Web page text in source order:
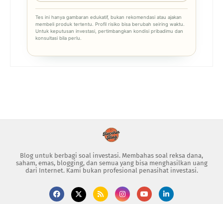
Tes ini hanya gambaran edukatif, bukan rekomendasi atau ajakan
membeli produk tertentu. Profil risiko bisa berubah seiring waktu.
Untuk keputusan investasi, pertimbangkan kondisi pribadimu dan
konsultasi bila perlu.
Blog untuk berbagi soal investasi. Membahas soal reksa dana,
saham, emas, blogging, dan semua yang bisa menghasilkan uang
dari Internet. Kami bukan profesional penasihat investasi.